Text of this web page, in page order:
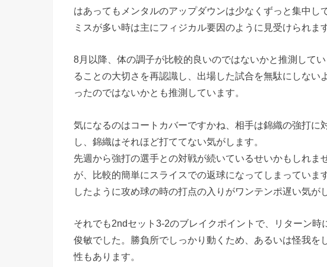
はあってもメンタルのアップダウンは少なくずっと集中し
ミスが多い時は主にフィジカル要因のように見受けられます
8月以降、体の調子が比較的良いのではないかと推測して
ることの大切さを再認識し、出場した試合を無駄にしない
ったのではないかとも推測しています。
気になるのはコートカバーですかね、相手は錦織の強打に
し、錦織はそれほど打ててない気がします。
先週から強打の選手との対戦が続いているせいかもしれま
が、比較的簡単にスライスでの返球になってしまっていま
したように攻め球の時の打点の入りがワンテンポ遅い気が
それでも2ndセット3-2のブレイクポイントで、リターン
俊敏でした。勝負所でしっかり動くため、あるいは怪我を
性もあります。